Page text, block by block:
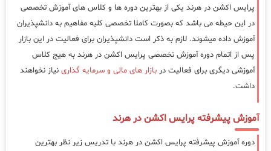
پرایس اکشن در هرند یکی از بهترین دوره ها و کلاس های آموزش تخصصی
در این حیطه می باشد که بصورت کاملا تخصصی کلیه مفاهیم به دانشپذیران
آموزش داده میشوند. لازم به ذکر است دانشپذیران برای فعالیت در این بازار
پس از اتمام دوره آموزش تخصصی پرایس اکشن در هرند به هیج کلاس
آموزشی دیگری برای فعالیت در بازار های مالی و سرمایه گذاری نیاز نخواهند
داشت.
آموزش پیشرفته پرایس اکشن در هرند
دوره آموزش پیشرفته پرایس اکشن در هرند با تدریس زیر نظر بهترین